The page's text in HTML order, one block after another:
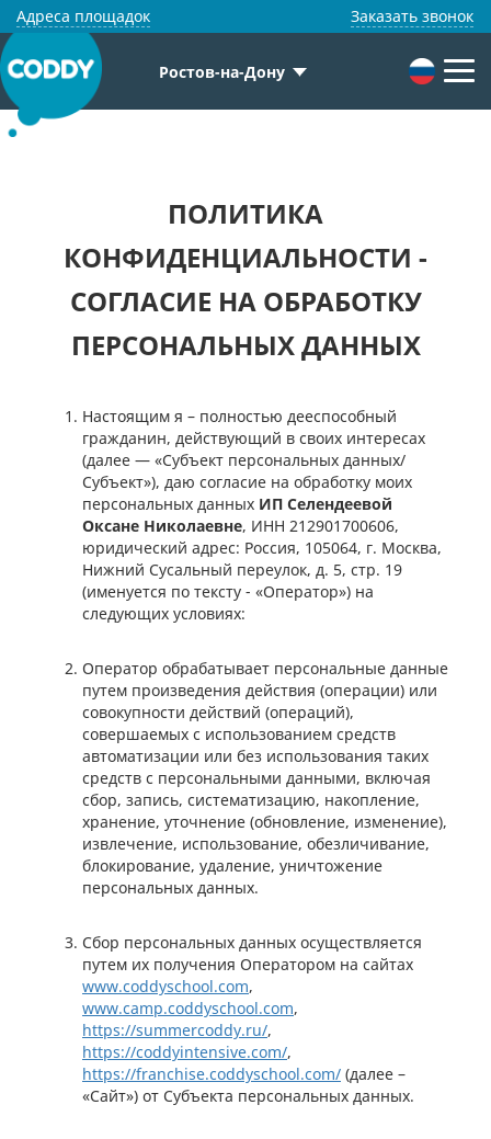
Адреса площадок Заказать звонок
Ростов-на-Дону
ПОЛИТИКА
КОНФИДЕНЦИАЛЬНОСТИ -
CОГЛАСИЕ НА ОБРАБОТКУ
ПЕРСОНАЛЬНЫХ ДАННЫХ
Настоящим я – полностью дееспособный
гражданин, действующий в своих интересах
(далее — «Субъект персональных данных/
Субъект»), даю согласие на обработку моих
персональных данных ИП Селендеевой
Оксане Николаевне, ИНН 212901700606,
юридический адрес: Россия, 105064, г. Москва,
Нижний Сусальный переулок, д. 5, стр. 19
(именуется по тексту - «Оператор») на
следующих условиях:
Оператор обрабатывает персональные данные
путем произведения действия (операции) или
совокупности действий (операций),
совершаемых с использованием средств
автоматизации или без использования таких
средств с персональными данными, включая
сбор, запись, систематизацию, накопление,
хранение, уточнение (обновление, изменение),
извлечение, использование, обезличивание,
блокирование, удаление, уничтожение
персональных данных.
Сбор персональных данных осуществляется
путем их получения Оператором на сайтах
www.coddyschool.com,
www.camp.coddyschool.com,
https://summercoddy.ru/,
https://coddyintensive.com/,
https://franchise.coddyschool.com/ (далее –
«Сайт») от Субъекта персональных данных.